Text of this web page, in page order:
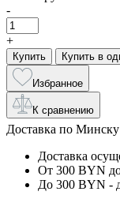
-
+
Купить Купить в
Избранное
К сравнению
Доставка по Минску
Доставка
От 300 BYN
До 300 BYN -